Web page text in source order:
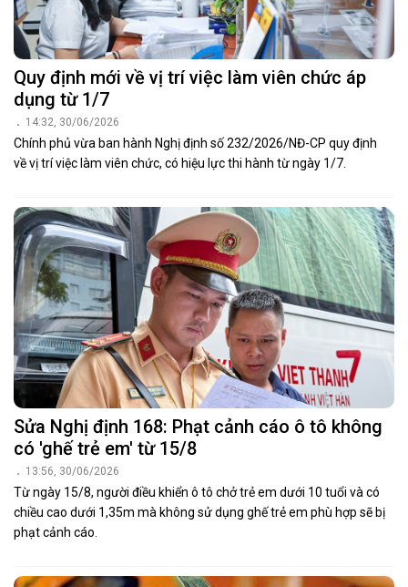
Quy định mới về vị trí việc làm viên chức áp
dụng từ 1/7
14:32, 30/06/2026
Chính phủ vừa ban hành Nghị định số 232/2026/NĐ-CP quy định
về vị trí việc làm viên chức, có hiệu lực thi hành từ ngày 1/7.
Sửa Nghị định 168: Phạt cảnh cáo ô tô không
có 'ghế trẻ em' từ 15/8
13:56, 30/06/2026
Từ ngày 15/8, người điều khiển ô tô chở trẻ em dưới 10 tuổi và có
chiều cao dưới 1,35m mà không sử dụng ghế trẻ em phù hợp sẽ bị
phạt cảnh cáo.